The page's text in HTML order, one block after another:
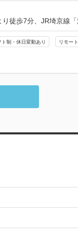
徒歩7分、JR埼京線
ト制・休日変動あり リモー